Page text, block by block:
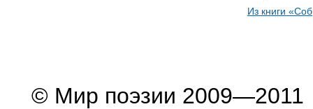
Из книги
© Мир поэзии 2009—2011